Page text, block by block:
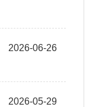
2026-06-26
2026-05-29